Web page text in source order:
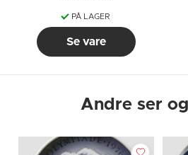
PÅ LAGER
Se vare
Andre ser